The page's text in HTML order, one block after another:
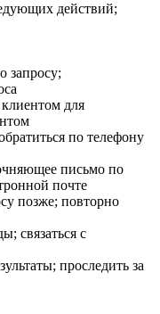
действий;
запросу;
для
по телефону
письмо по
почте
позже; повторно
связаться с
проследить за